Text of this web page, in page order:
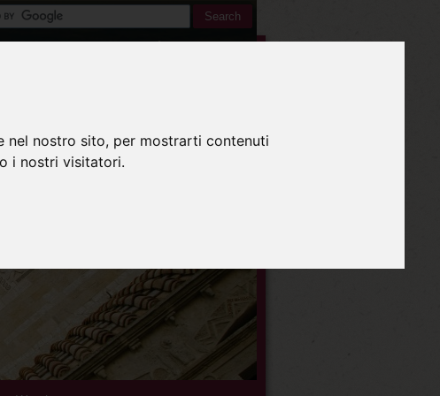
nel nostro sito, per mostrarti contenuti
i nostri visitatori.